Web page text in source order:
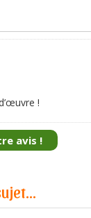
!
avis !